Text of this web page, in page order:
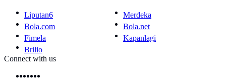
Liputan6
Merdeka
Bola.com
Bola.net
Fimela
Kapanlagi
Brilio
Connect with us